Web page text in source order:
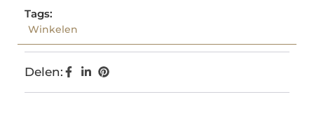
Tags:
Winkelen
Delen: